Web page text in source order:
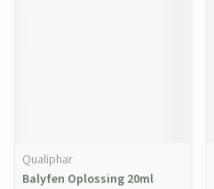
Qualiphar
Balyfen Oplossing 20ml